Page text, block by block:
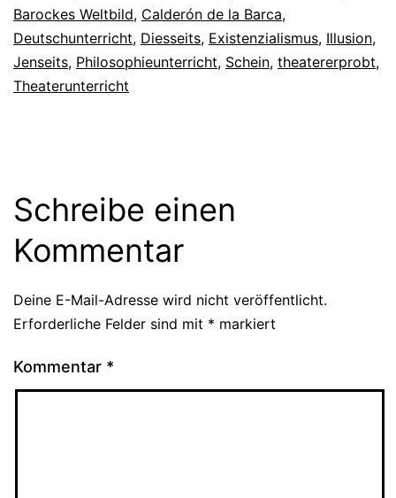
Barockes Weltbild, Calderón de la Barca,
Deutschunterricht, Diesseits, Existenzialismus, Illusion,
Jenseits, Philosophieunterricht, Schein, theatererprobt,
Theaterunterricht
Schreibe einen
Kommentar
Deine E-Mail-Adresse wird nicht veröffentlicht.
Erforderliche Felder sind mit * markiert
Kommentar *